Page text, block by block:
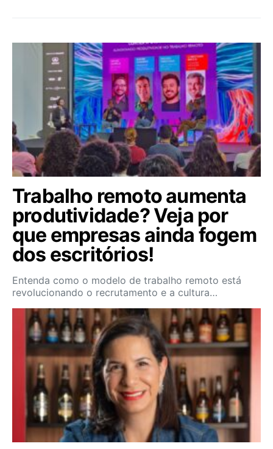
Trabalho remoto aumenta
produtividade? Veja por
que empresas ainda fogem
dos escritórios!
Entenda como o modelo de trabalho remoto está
revolucionando o recrutamento e a cultura…